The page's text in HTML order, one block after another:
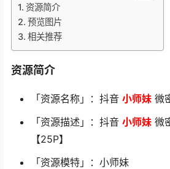
资源简介
预览图片
相关推荐
资源简介
「资源名称」：抖音 小师妹 微
「资源描述」：抖音 小师妹 微
【25P】
「资源模特」：小师妹